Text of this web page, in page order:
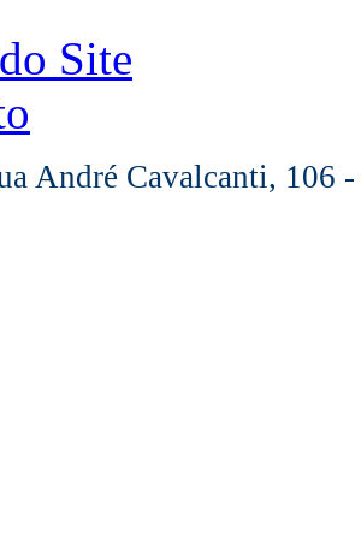
Site
André Cavalcanti, 106